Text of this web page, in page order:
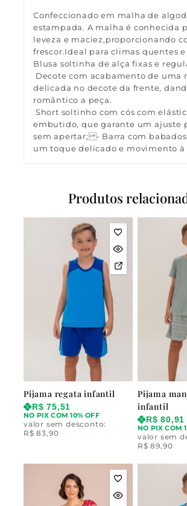
Confeccionado em malha de
estampada. A malha é conhecida
leveza e maciez,proporcionando
frescor.Ideal para climas quentes
Blusa soltinha de alça fixas e
Decote com acabamento de uma
delicada no decote da frente,
romântico a peça.
Short soltinho com cós com
embutido, que garante um ajuste
sem apertar; • Barra com
um toque delicado e movimento à
Produtos
Pijama regata infantil
R$ 75,51
NO PIX COM 10% OFF
valor sem desconto:
R$ 83,90
Pijama
infantil
R$ 80,91
NO PIX COM
valor sem
R$ 89,90